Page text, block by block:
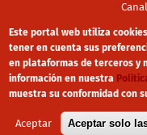
Política privacidad
Este portal web utiliza
tener en cuenta sus
en plataformas de terceros y
información en nuestra
muestra su conformidad con
Aceptar Aceptar solo